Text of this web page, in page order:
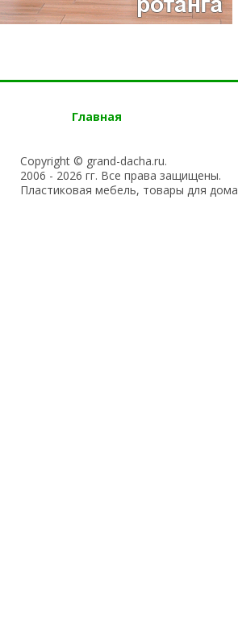
Главная
Copyright © grand-dacha.ru.
2006 - 2026 гг. Все права защищены.
Пластиковая мебель, товары для дома